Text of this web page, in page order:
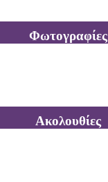
Φωτογραφίες
Ακολουθίες